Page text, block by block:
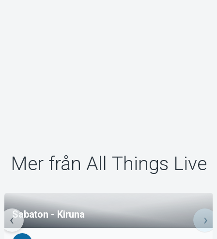
Mer från All Things Live
Sabaton - Kiruna